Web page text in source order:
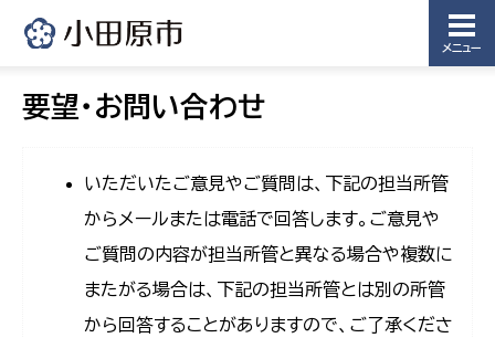
メニュー
要望・お問い合わせ
いただいたご意見やご質問は、下記の担当所管
からメールまたは電話で回答します。ご意見や
ご質問の内容が担当所管と異なる場合や複数に
またがる場合は、下記の担当所管とは別の所管
から回答することがありますので、ご了承くださ